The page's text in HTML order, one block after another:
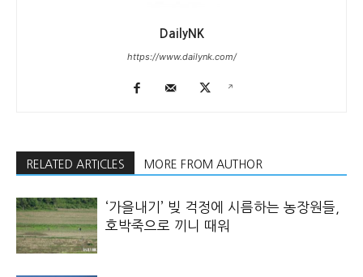
DailyNK
https://www.dailynk.com/
RELATED ARTICLES MORE FROM AUTHOR
‘가을내기’ 빚 걱정에 시름하는 농장원들,
호박죽으로 끼니 때워